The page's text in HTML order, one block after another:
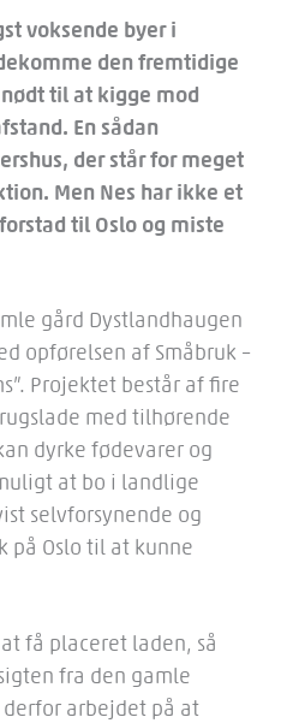
voksende byer i
den fremtidige
til at kigge mod
En sådan
der står for meget
Men Nes har ikke et
til Oslo og miste
gård Dystlandhaugen
opførelsen af Småbruk –
Projektet består af fire
med tilhørende
dyrke fødevarer og
at bo i landlige
selvforsynende og
Oslo til at kunne
få placeret laden, så
fra den gamle
arbejdet på at